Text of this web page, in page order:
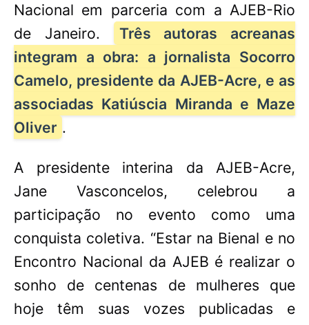
Nacional em parceria com a AJEB-Rio
de Janeiro.
Três autoras acreanas
integram a obra: a jornalista Socorro
Camelo, presidente da AJEB-Acre, e as
associadas Katiúscia Miranda e Maze
Oliver .
A presidente interina da AJEB-Acre,
Jane Vasconcelos, celebrou a
participação no evento como uma
conquista coletiva. “Estar na Bienal e no
Encontro Nacional da AJEB é realizar o
sonho de centenas de mulheres que
hoje têm suas vozes publicadas e